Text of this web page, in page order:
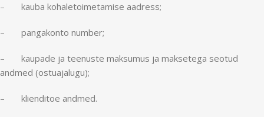
– kauba kohaletoimetamise aadress;
– pangakonto number;
– kaupade ja teenuste maksumus ja maksetega seotud
andmed (ostuajalugu);
– klienditoe andmed.